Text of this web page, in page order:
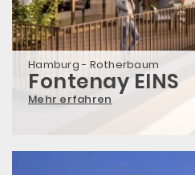
Hamburg - Rotherbaum
Fontenay EINS
Mehr erfahren